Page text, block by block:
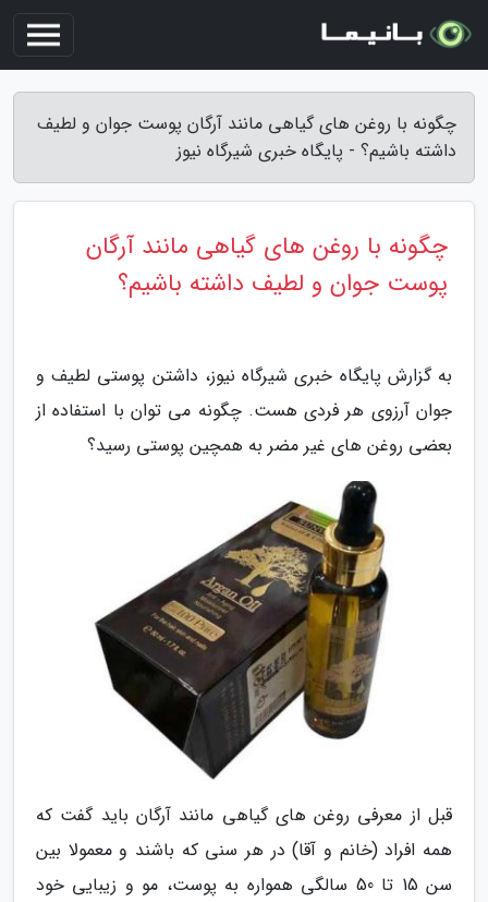
چگونه با روغن های گیاهی مانند آرگان پوست جوان و لطیف
داشته باشیم؟ - پایگاه خبری شیرگاه نیوز
چگونه با روغن های گیاهی مانند آرگان
پوست جوان و لطیف داشته باشیم؟
به گزارش پایگاه خبری شیرگاه نیوز، داشتن پوستی لطیف و
جوان آرزوی هر فردی هست. چگونه می توان با استفاده از
بعضی روغن های غیر مضر به همچین پوستی رسید؟
قبل از معرفی روغن های گیاهی مانند آرگان باید گفت که
همه افراد (خانم و آقا) در هر سنی که باشند و معمولا بین
سن 15 تا 50 سالگی همواره به پوست، مو و زیبایی خود